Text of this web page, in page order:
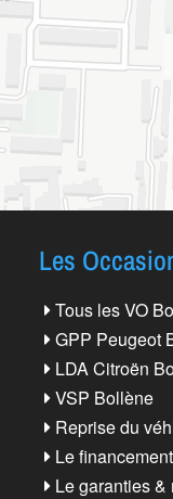
Les
Tous les VO
GPP Peugeot
LDA Citroën
VSP Bollène
Reprise du
Le financement
Le garanties &